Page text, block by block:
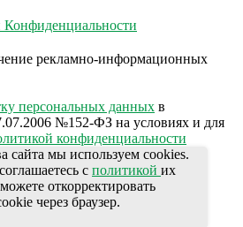
рекламно-информационных
персональных данных в
№152-ФЗ на условиях и для
конфиденциальности
сайта мы используем cookies.
с политикой их
откорректировать
через браузер.